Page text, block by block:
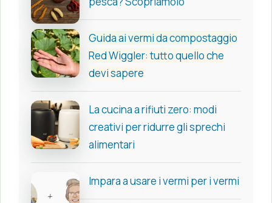
Guida ai vermi da compostaggio
Red Wiggler: tutto quello che
devi sapere
La cucina a rifiuti zero: modi
creativi per ridurre gli sprechi
alimentari
Impara a usare i vermi per i vermi